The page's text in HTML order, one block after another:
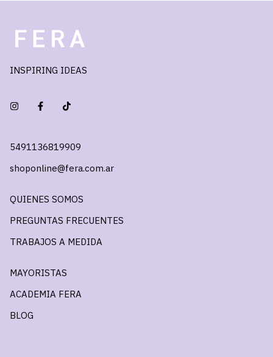
INSPIRING IDEAS
5491136819909
shoponline@fera.com.ar
QUIENES SOMOS
PREGUNTAS FRECUENTES
TRABAJOS A MEDIDA
MAYORISTAS
ACADEMIA FERA
BLOG